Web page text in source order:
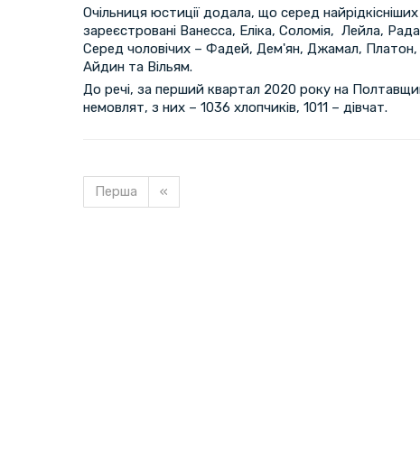
Очільниця юстиції додала, що серед
зареєстровані Ванесса, Еліка, Соломія, Лейла,
Серед чоловічих – Фадей, Дем'ян, Джамал, Платон,
Айдин та Вільям.
До речі, за перший квартал 2020 року на
немовлят, з них – 1036 хлопчиків, 1011 – дівчат.
Перша «